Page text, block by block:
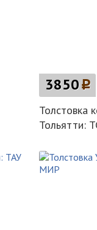
3850p
Толстовка
Тольятти: